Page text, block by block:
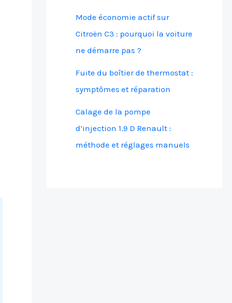
Mode économie actif sur
Citroën C3 : pourquoi la voiture
ne démarre pas ?
Fuite du boîtier de thermostat :
symptômes et réparation
Calage de la pompe
d’injection 1.9 D Renault :
méthode et réglages manuels